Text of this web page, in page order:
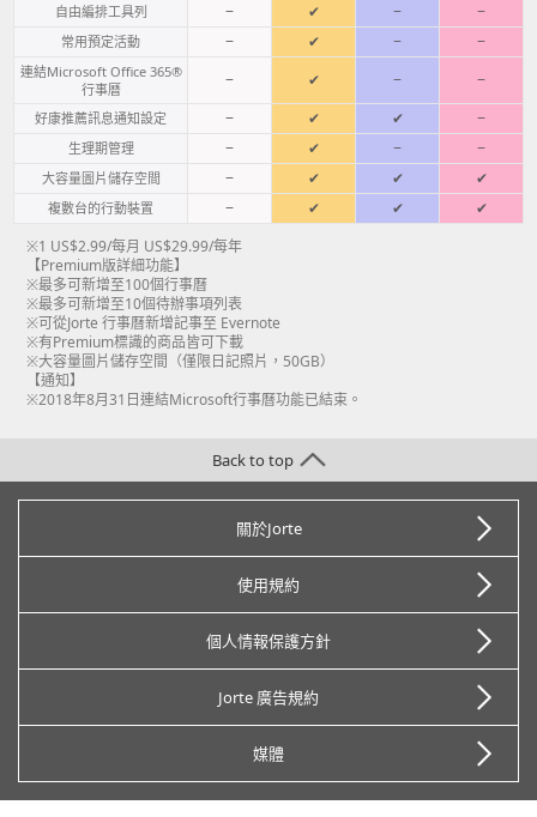
自由編排工具列 − ✔ − −
常用預定活動 − ✔ − −
連結Microsoft Office 365®
行事曆
− ✔ − −
好康推薦訊息通知設定 − ✔ ✔ −
生理期管理 − ✔ − −
大容量圖片儲存空間 − ✔ ✔ ✔
複數台的行動裝置 − ✔ ✔
✔
※1 US$2.99/每月 US$29.99/每年
【Premium版詳細功能】
※最多可新增至100個行事曆
※最多可新增至10個待辦事項列表
※可從Jorte 行事曆新增記事至 Evernote
※有Premium標識的商品皆可下載
※大容量圖片儲存空間（僅限日記照片，50GB）
【通知】
※2018年8月31日連結Microsoft行事曆功能已結束。
關於Jorte
使用規約
個人情報保護方針
Jorte 廣告規約
媒體
Back to top